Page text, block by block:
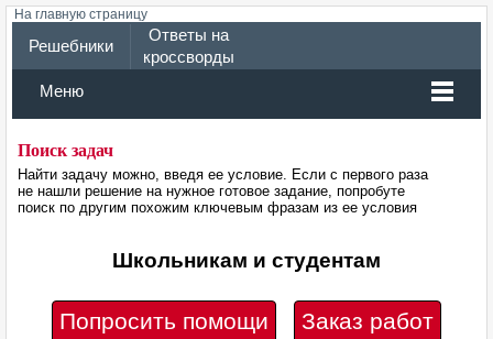
На главную страницу
Решебники
Ответы на
кроссворды
Меню
Поиск задач
Найти задачу можно, введя ее условие. Если с первого раза
не нашли решение на нужное готовое задание, попробуте
поиск по другим похожим ключевым фразам из ее условия
Школьникам и студентам
Попросить помощи Заказ работ